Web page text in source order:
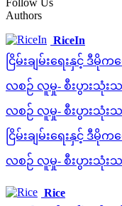
Authors
RiceIn
ငြိမ်းချမ်းရေးနှင့် ဒီမိုက
လစဉ် လူမှု- စီးပွားသုံး
လစဉ် လူမှု- စီးပွားသုံး
ငြိမ်းချမ်းရေးနှင့် ဒီမိုက
လစဉ် လူမှု- စီးပွားသုံး
Rice